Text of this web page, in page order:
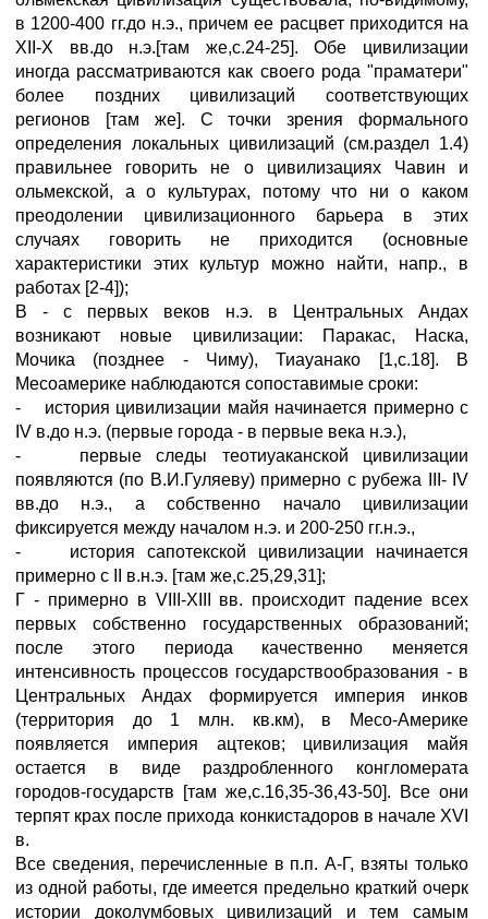
в 1200-400 гг.до н.э., причем ее расцвет приходится на
XII-X вв.до н.э.[там же,с.24-25]. Обе цивилизации
иногда рассматриваются как своего рода "праматери"
более поздних цивилизаций соответствующих
регионов [там же]. С точки зрения формального
определения локальных цивилизаций (см.раздел 1.4)
правильнее говорить не о цивилизациях Чавин и
ольмекской, а о культурах, потому что ни о каком
преодолении цивилизационного барьера в этих
случаях говорить не приходится (основные
характеристики этих культур можно найти, напр., в
работах [2-4]);
В - с первых веков н.э. в Центральных Андах
возникают новые цивилизации: Паракас, Наска,
Мочика (позднее - Чиму), Тиауанако [1,с.18]. В
Месоамерике наблюдаются сопоставимые сроки:
- история цивилизации майя начинается примерно с
IV в.до н.э. (первые города - в первые века н.э.),
- первые следы теотиуаканской цивилизации
появляются (по В.И.Гуляеву) примерно с рубежа III- IV
вв.до н.э., а собственно начало цивилизации
фиксируется между началом н.э. и 200-250 гг.н.э.,
- история сапотекской цивилизации начинается
примерно с II в.н.э. [там же,с.25,29,31];
Г - примерно в VIII-XIII вв. происходит падение всех
первых собственно государственных образований;
после этого периода качественно меняется
интенсивность процессов государствообразования - в
Центральных Андах формируется империя инков
(территория до 1 млн. кв.км), в Месо-Америке
появляется империя ацтеков; цивилизация майя
остается в виде раздробленного конгломерата
городов-государств [там же,с.16,35-36,43-50]. Все они
терпят крах после прихода конкистадоров в начале XVI
в.
Все сведения, перечисленные в п.п. А-Г, взяты только
из одной работы, где имеется предельно краткий очерк
истории доколумбовых цивилизаций и тем самым